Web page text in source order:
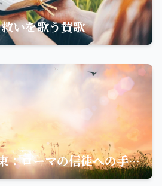
いを歌う賛歌
復活と恵みの約束：ローマの信徒への手紙からの名言